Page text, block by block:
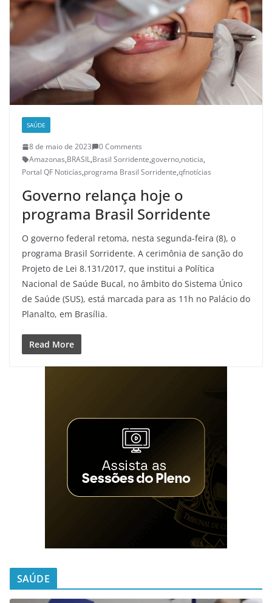
SAÚDE
8 de maio de 2023
0 Comments
Amazonas,BRASIL,Brasil Sorridente,governo,noticia,
Portal QF Noticías,programa Brasil Sorridente,qfnotícias
Governo relança hoje o
programa Brasil Sorridente
O governo federal retoma, nesta segunda-feira (8), o
programa Brasil Sorridente. A cerimônia de sanção do
Projeto de Lei 8.131/2017, que institui a Política
Nacional de Saúde Bucal, no âmbito do Sistema Único
de Saúde (SUS), está marcada para as 11h no Palácio do
Planalto, em Brasília.
Read More
SAÚDE